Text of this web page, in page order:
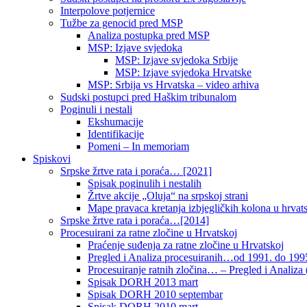
Interpolove potjernice
Tužbe za genocid pred MSP
Analiza postupka pred MSP
MSP: Izjave svjedoka
MSP: Izjave svjedoka Srbije
MSP: Izjave svjedoka Hrvatske
MSP: Srbija vs Hrvatska – video arhiva
Sudski postupci pred Haškim tribunalom
Poginuli i nestali
Ekshumacije
Identifikacije
Pomeni – In memoriam
Spiskovi
Srpske žrtve rata i poraća… [2021]
Spisak poginulih i nestalih
Žrtve akcije „Oluja“ na srpskoj strani
Mape pravaca kretanja izbjegličkih kolona u
Srpske žrtve rata i poraća…[2014]
Procesuirani za ratne zločine u Hrvatskoj
Praćenje suđenja za ratne zločine u Hrvatskoj
Pregled i Analiza procesuiranih…od 1991. do
Procesuiranje ratnih zločina… – Pregled i Analiza
Spisak DORH 2013 mart
Spisak DORH 2010 septembar